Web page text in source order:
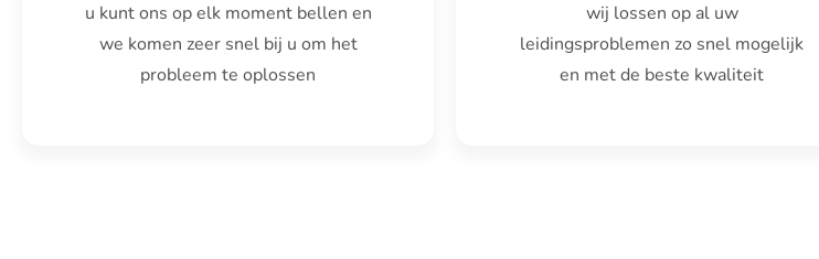
u kunt ons op elk moment bellen en
we komen zeer snel bij u om het
probleem te oplossen
wij lossen op al uw
leidingsproblemen zo snel mogelijk
en met de beste kwaliteit